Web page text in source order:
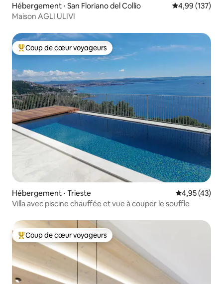
Hébergement ⋅ San Floriano del Collio Évaluation
4,99 (137)
Maison AGLI ULIVI
Coups de cœur voyageurs les plus appréciés
Coup de cœur voyageurs
Hébergement ⋅ Trieste Évaluation
4,95 (43)
Villa avec piscine chauffée et vue à couper le souffle
Coups de cœur voyageurs les plus appréciés
Coup de cœur voyageurs